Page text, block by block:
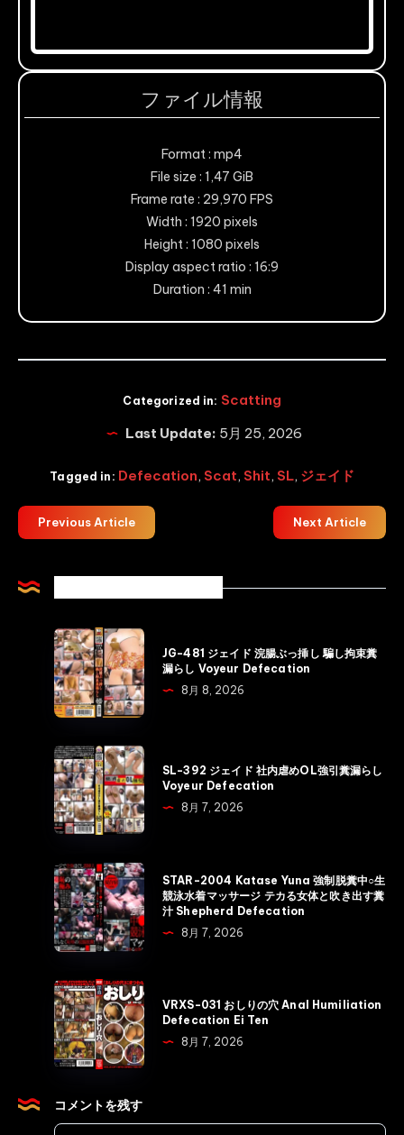
ファイル情報
Format : mp4
File size : 1,47 GiB
Frame rate : 29,970 FPS
Width : 1920 pixels
Height : 1080 pixels
Display aspect ratio : 16:9
Duration : 41 min
Categorized in: Scatting
Last Update: 5月 25, 2026
Tagged in: Defecation, Scat, Shit, SL, ジェイド
Previous Article Next Article
JG-
481
ジ
ェ
ド
浣
腸
ぶ
挿
し
騙
し
拘
糞
漏
ら
し
Defecation
JG-481 ジェイド 浣腸ぶっ挿し 騙し拘束糞
漏らし Voyeur Defecation
8月 8, 2026
SL-
392
ジ
ェ
ド
社
内
虐
OL
強
引
糞
漏
し
SL-392 ジェイド 社内虐めOL強引糞漏らし
Voyeur Defecation
8月 7, 2026
STAR-
2004
Katase
Yuna
制
脱
糞
中
競
STAR-2004 Katase Yuna 強制脱糞中○生
競泳水着マッサージ テカる女体と吹き出す糞
汁 Shepherd Defecation
8月 7, 2026
VRXS-
031
お
し
の
穴
VRXS-031 おしりの穴 Anal Humiliation
Defecation Ei Ten
8月 7, 2026
コメントを残す